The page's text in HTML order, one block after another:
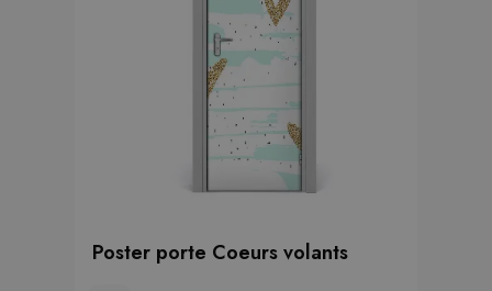
Poster porte Coeurs volants